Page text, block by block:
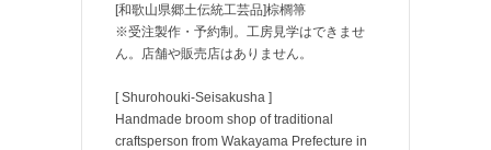
[和歌山県郷土伝統工芸品]棕櫚箒
※受注製作・予約制。工房見学はできませ
ん。店舗や販売店はありません。
[ Shurohouki-Seisakusha ]
Handmade broom shop of traditional
craftsperson from Wakayama Prefecture in